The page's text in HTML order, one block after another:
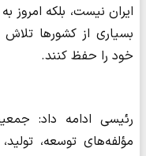
ایران نیست، بلکه
بسیاری از کشورها
خود را حفظ کنند.
رئیسی ادامه داد:
مؤلفه‌های توسعه،